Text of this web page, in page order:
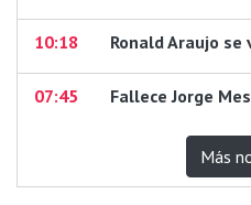
10:18 Ronald Araujo
07:45 Fallece Jorge
Más